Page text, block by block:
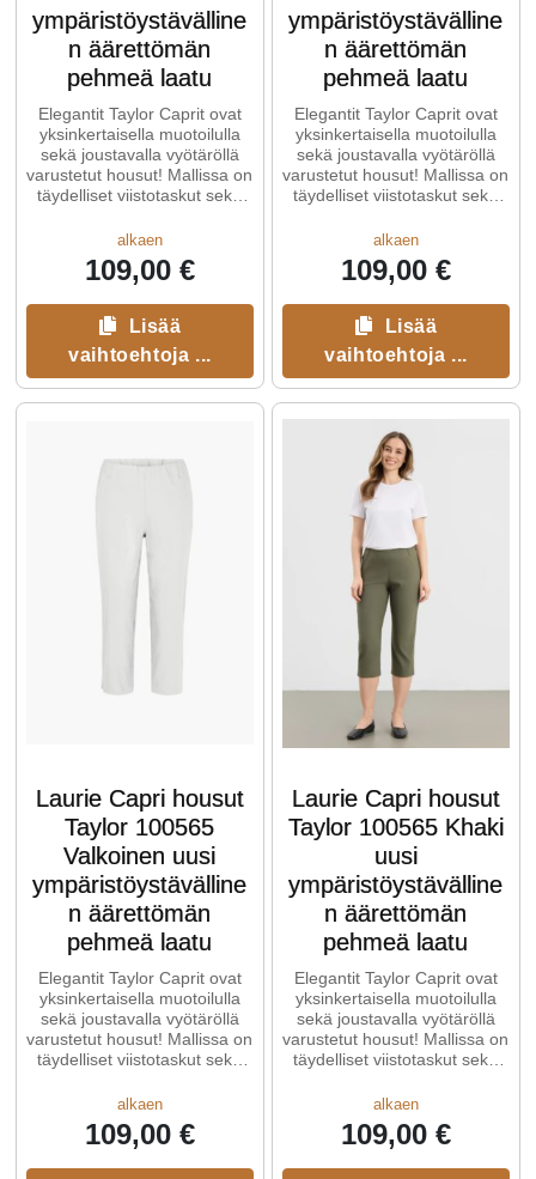
ympäristöystävälline
n äärettömän
pehmeä laatu
Elegantit Taylor Caprit ovat
yksinkertaisella muotoilulla
sekä joustavalla vyötäröllä
varustetut housut! Mallissa on
täydelliset viistotaskut sekä
alkaen
109,00 €
Lisää
vaihtoehtoja ...
ympäristöystävälline
n äärettömän
pehmeä laatu
Elegantit Taylor Caprit ovat
yksinkertaisella muotoilulla
sekä joustavalla vyötäröllä
varustetut housut! Mallissa on
täydelliset viistotaskut sekä
alkaen
109,00 €
Lisää
vaihtoehtoja ...
Laurie Capri housut
Taylor 100565
Valkoinen uusi
ympäristöystävälline
n äärettömän
pehmeä laatu
Elegantit Taylor Caprit ovat
yksinkertaisella muotoilulla
sekä joustavalla vyötäröllä
varustetut housut! Mallissa on
täydelliset viistotaskut sekä
alkaen
109,00 €
Laurie Capri housut
Taylor 100565 Khaki
uusi
ympäristöystävälline
n äärettömän
pehmeä laatu
Elegantit Taylor Caprit ovat
yksinkertaisella muotoilulla
sekä joustavalla vyötäröllä
varustetut housut! Mallissa on
täydelliset viistotaskut sekä
alkaen
109,00 €